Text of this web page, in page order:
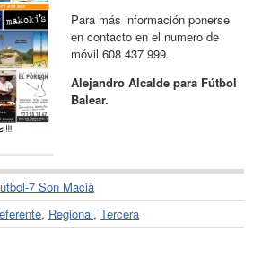
Para más información ponerse
en contacto en el numero de
móvil 608 437 999.
Alejandro Alcalde para Fútbol
Balear.
7 Son Macià
, Regional, Tercera